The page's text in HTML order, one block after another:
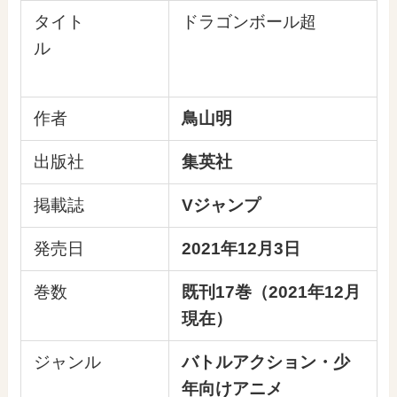
タイト
ル
ドラゴンボール超
作者 鳥山明
出版社 集英社
掲載誌 Vジャンプ
発売日 2021年12月3日
巻数
既刊17巻（2021年12月
現在）
ジャンル
バトルアクション・少
年向けアニメ